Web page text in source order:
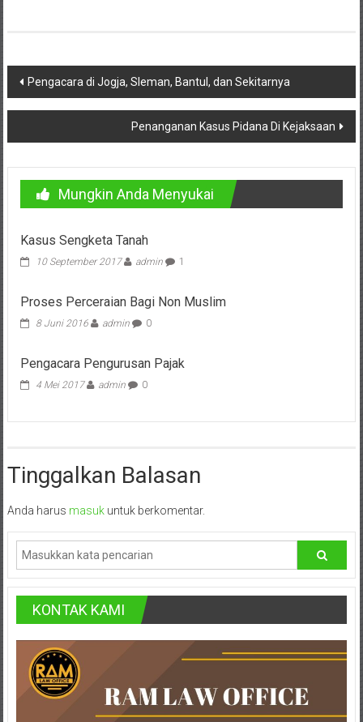
Purworejo,
Purwokerto,
Kebumen,
Tasikmalaya,
Purwodadi,
Wonogiri,
Pacitan,
Palembang,
Bandar
Lampung,
Badung,
Gianyar,
Lombok,
Temanggung,
Sragen,
Karanganyar,
Malang,
Kediri,
Madiun,
Ponorogo,
Navigasi
pos
Pengacara di Jogja, Sleman, Bantul, dan Sekitarnya
Penanganan Kasus Pidana Di Kejaksaan
Mungkin Anda Menyukai
Kasus Sengketa Tanah
10 September 2017 admin 1
Proses Perceraian Bagi Non Muslim
8 Juni 2016 admin 0
Pengacara Pengurusan Pajak
4 Mei 2017 admin 0
Tinggalkan Balasan
Anda harus masukuntuk berkomentar.
KONTAK KAMI